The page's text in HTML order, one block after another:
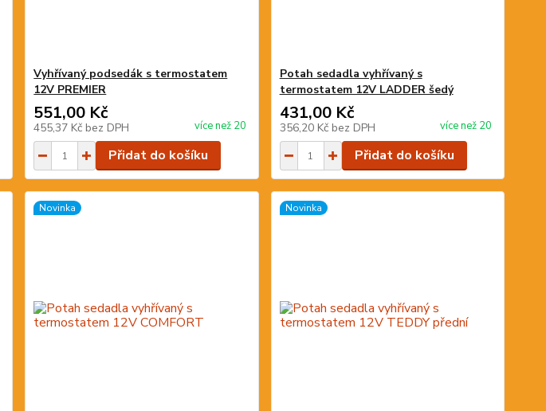
Vyhřívaný podsedák s termostatem
12V PREMIER
551,00 Kč
455,37 Kč bez DPH více než 20
Přidat do košíku
Potah sedadla vyhřívaný s
termostatem 12V LADDER šedý
431,00 Kč
356,20 Kč bez DPH více než 20
Přidat do košíku
Novinka Novinka